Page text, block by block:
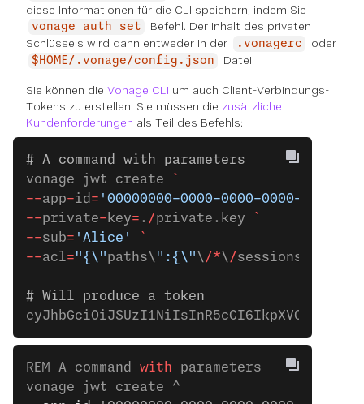
diese Informationen für die CLI speichern, indem Sie
vonage auth set
Befehl. Der Inhalt des privaten
Schlüssels wird dann entweder in der
.vonagerc oder
$HOME/.vonage/config.json Datei.
Sie können die Vonage CLI um auch Client-Verbindungs-
Tokens zu erstellen. Sie müssen die zusätzliche
Kundenforderungen als Teil des Befehls:
# A command with parameters
vonage jwt create
`
--app-id = '00000000-0000-0000-0000-
--private- key= . /private.key
`
--sub= 'Alice'
`
--acl="{\"paths\ ":{\" \ /*\ /sessions\
# Will produce a token
REM A command with parameters
vonage jwt create ^